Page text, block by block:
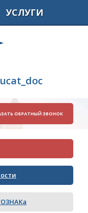
ОБРАТНЫЙ ЗВОНОК
УСЛУГИ